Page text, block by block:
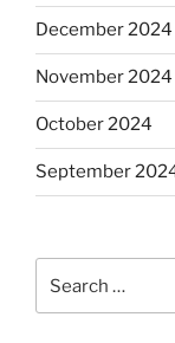
December 2024
November 2024
October 2024
September
for: